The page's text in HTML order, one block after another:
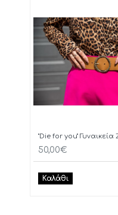
"Die for you" Γυναικεία
50,00€
Καλάθι